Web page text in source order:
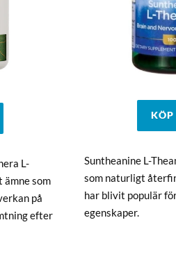
L-
ämne som
på
efter
KÖP
Suntheanine L-
som naturligt
har blivit populär
egenskaper.